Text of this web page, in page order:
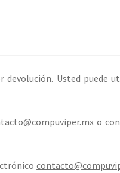
Usted puede
o